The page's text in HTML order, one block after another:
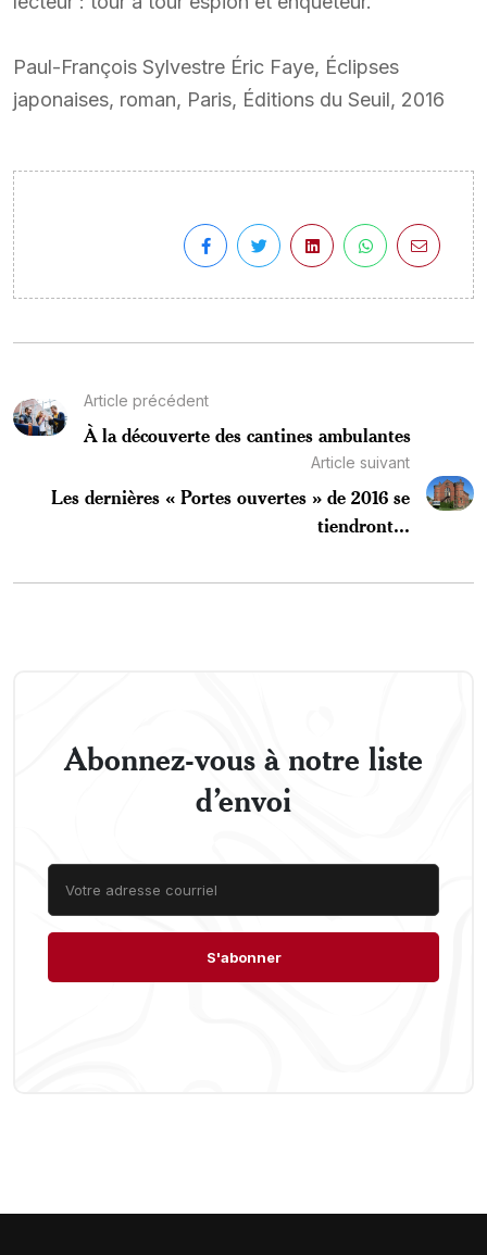
Paul-François Sylvestre Éric Faye, Éclipses
japonaises, roman, Paris, Éditions du Seuil, 2016
Article précédent
À la découverte des cantines ambulantes
Article suivant
Les dernières « Portes ouvertes » de 2016 se
tiendront...
Abonnez-vous à notre liste
d’envoi